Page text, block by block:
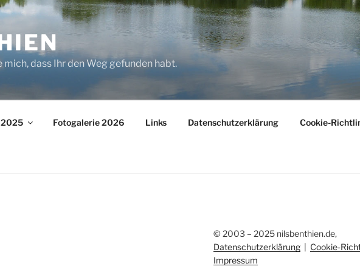
dass Ihr den Weg gefunden habt.
2025 Fotogalerie 2026 Links Datenschutzerklärung Cookie-
© 2003 – 2025 nilsbenthien.de,
Datenschutzerklärung| Cookie-
Impressum